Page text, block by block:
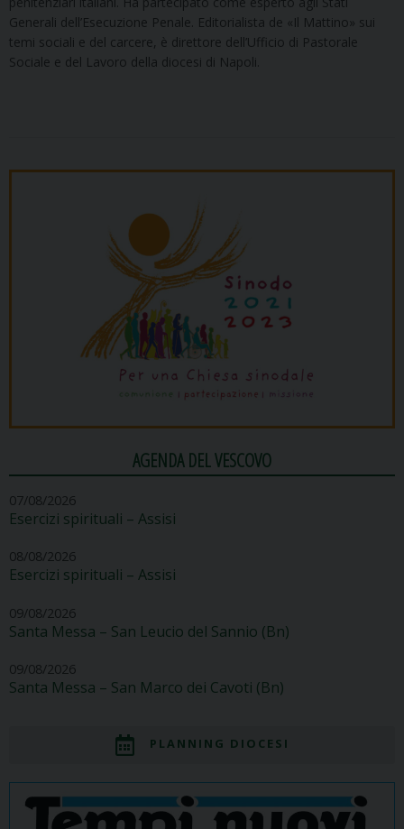
Generali dell’Esecuzione Penale. Editorialista de «Il Mattino» sui
temi sociali e del carcere, è direttore dell’Ufficio di Pastorale
Sociale e del Lavoro della diocesi di Napoli.
AGENDA DEL VESCOVO
07/08/2026
Esercizi spirituali – Assisi
08/08/2026
Esercizi spirituali – Assisi
09/08/2026
Santa Messa – San Leucio del Sannio (Bn)
09/08/2026
Santa Messa – San Marco dei Cavoti (Bn)
PLANNING DIOCESI